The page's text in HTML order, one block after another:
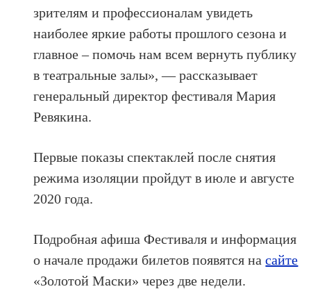
зрителям и профессионалам увидеть
наиболее яркие работы прошлого сезона и
главное – помочь нам всем вернуть публику
в театральные залы», — рассказывает
генеральный директор фестиваля Мария
Ревякина.
Первые показы спектаклей после снятия
режима изоляции пройдут в июле и августе
2020 года.
Подробная афиша Фестиваля и информация
о начале продажи билетов появятся насайте
«Золотой Маски» через две недели.